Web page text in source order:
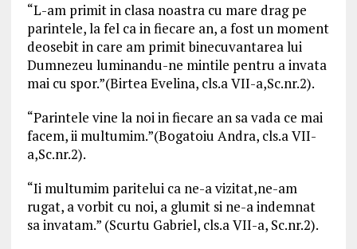
“L-am primit in clasa noastra cu mare drag pe
parintele, la fel ca in fiecare an, a fost un moment
deosebit in care am primit binecuvantarea lui
Dumnezeu luminandu-ne mintile pentru a invata
mai cu spor.”(Birtea Evelina, cls.a VII-a,Sc.nr.2).
“Parintele vine la noi in fiecare an sa vada ce mai
facem, ii multumim.”(Bogatoiu Andra, cls.a VII-
a,Sc.nr.2).
“Ii multumim paritelui ca ne-a vizitat,ne-am
rugat, a vorbit cu noi, a glumit si ne-a indemnat
sa invatam.” (Scurtu Gabriel, cls.a VII-a, Sc.nr.2).